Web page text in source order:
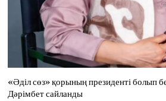
«Әділ сөз» қорының президенті болып
Дәрімбет сайланды